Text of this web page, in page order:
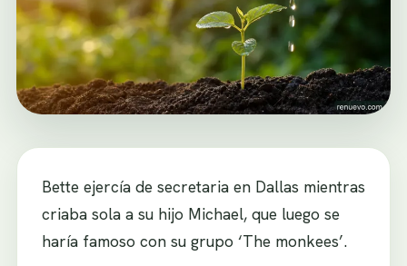
Bette ejercía de secretaria en Dallas mientras
criaba sola a su hijo Michael, que luego se
haría famoso con su grupo ‘The monkees’.